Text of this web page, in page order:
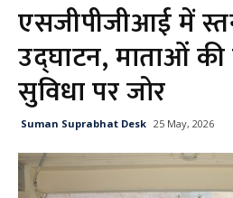
एसजीपीजीआई में
उद्घाटन, माताओं
सुविधा पर जोर
Suman Suprabhat Desk 25 May, 2026